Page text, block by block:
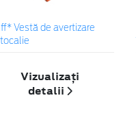
Vestă de avertizare
Vizualizați
detalii